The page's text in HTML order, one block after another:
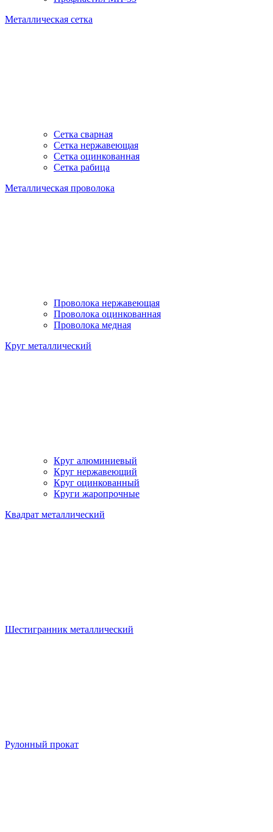
Металлическая сетка
Сетка сварная
Сетка нержавеющая
Сетка оцинкованная
Сетка рабица
Металлическая проволока
Проволока нержавеющая
Проволока оцинкованная
Проволока медная
Круг металлический
Круг алюминиевый
Круг нержавеющий
Круг оцинкованный
Круги жаропрочные
Квадрат металлический
Шестигранник металлический
Рулонный прокат